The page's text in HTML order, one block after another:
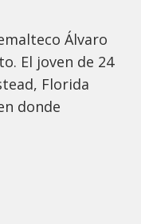
Álvaro
El joven de 24
Florida
donde